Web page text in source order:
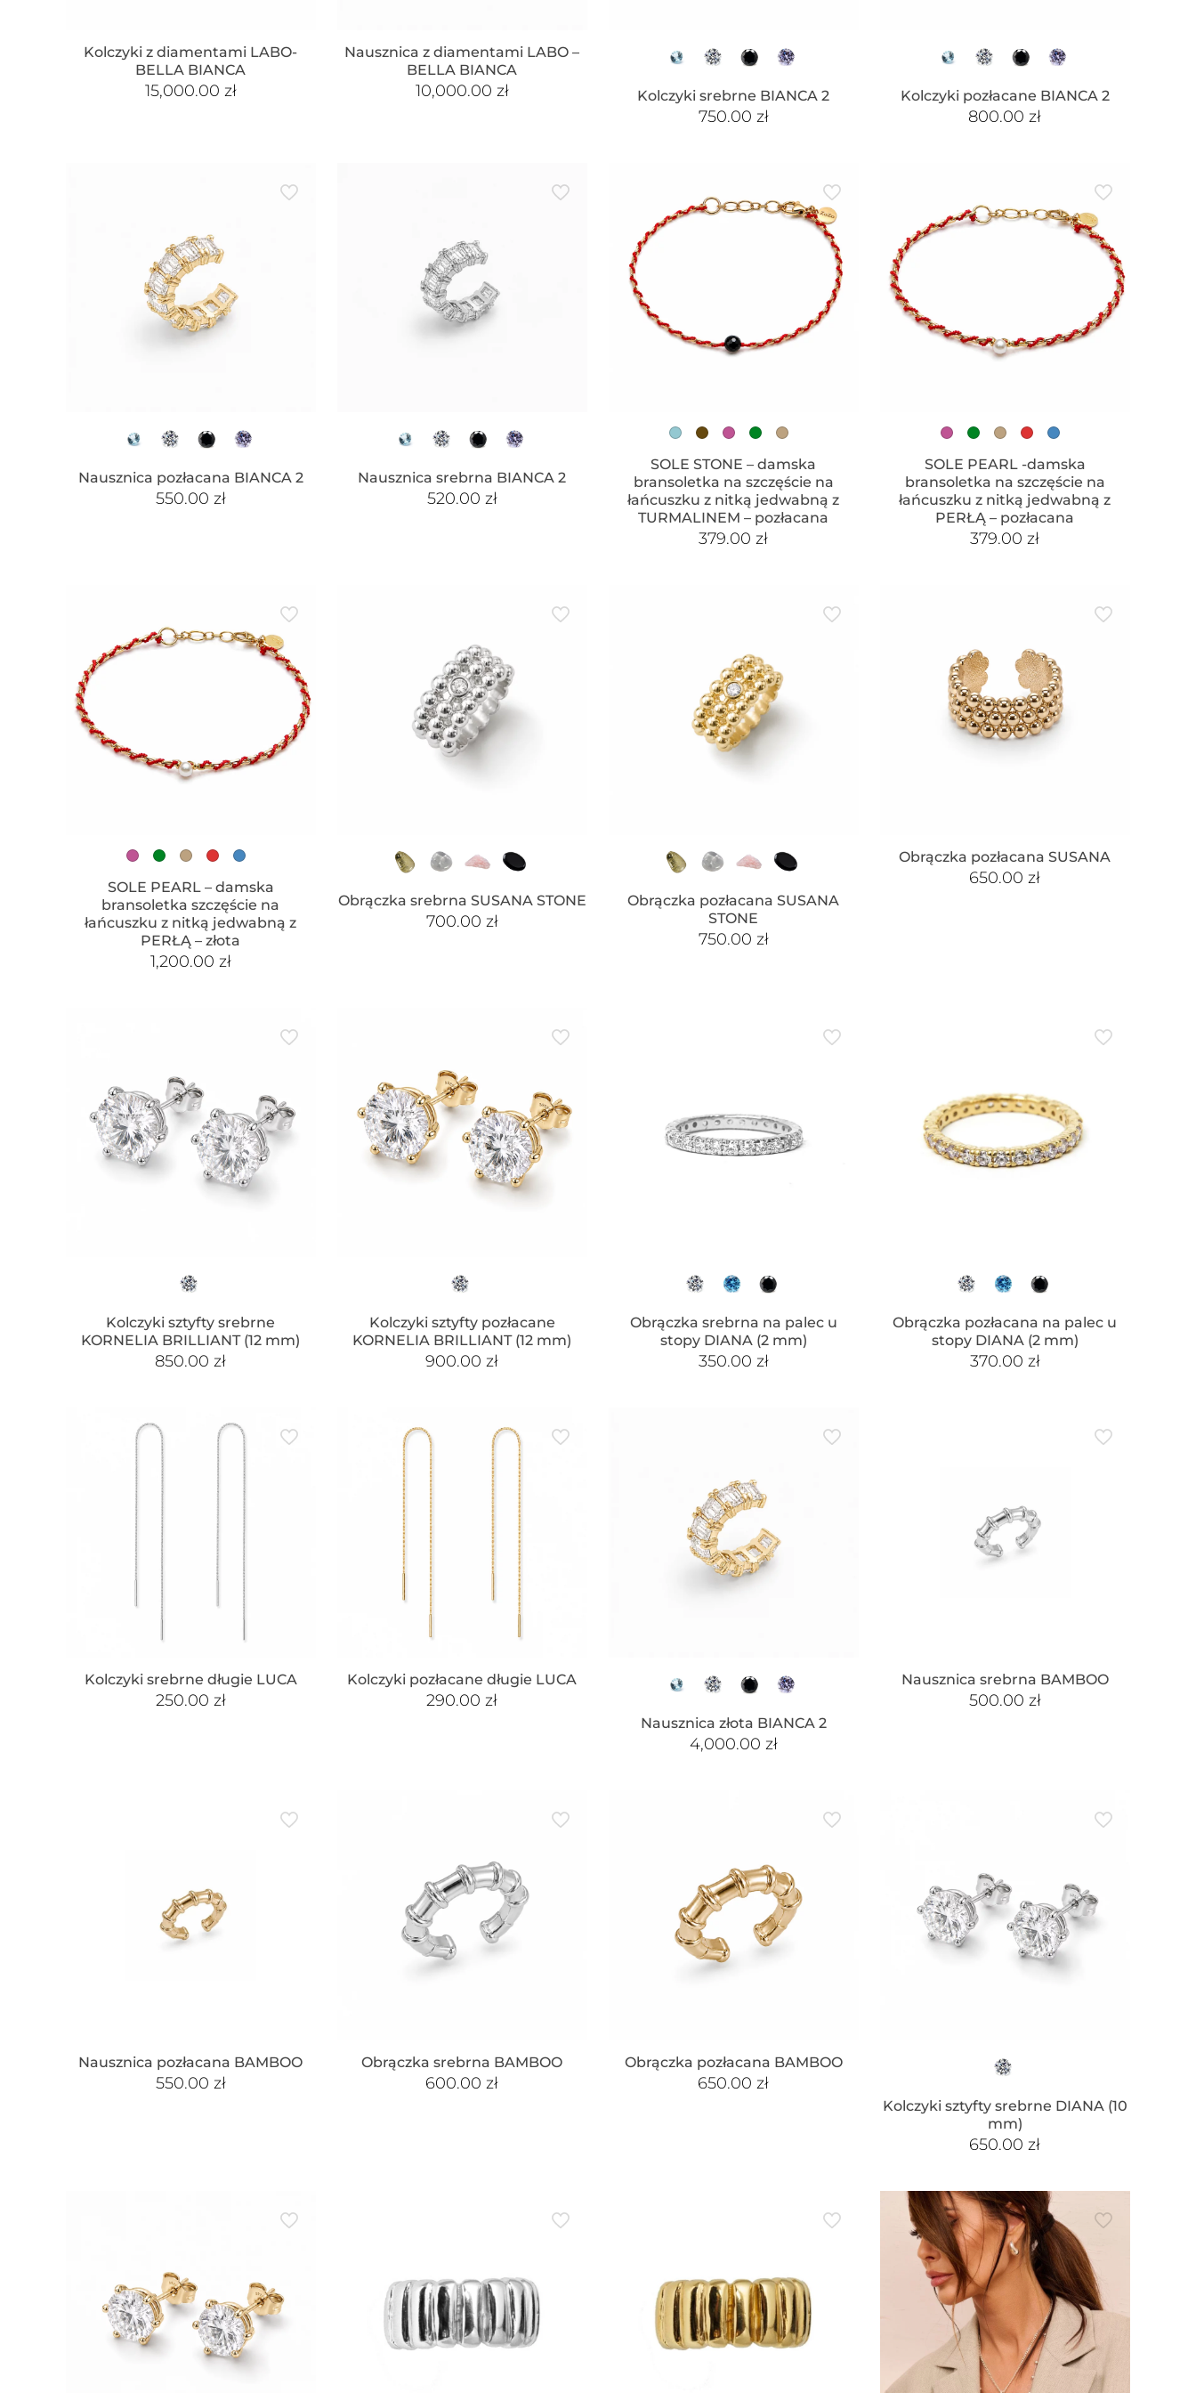
Kolczyki z diamentami LABO-
BELLA BIANCA
15,000.00 zł
Nausznica z diamentami LABO –
BELLA BIANCA
10,000.00 zł Kolczyki srebrne BIANCA 2
750.00 zł
Kolczyki pozłacane BIANCA 2
800.00zł
Nausznica pozłacana BIANCA 2
550.00 zł
Nausznica srebrna BIANCA 2
520.00 zł
SOLE STONE – damska
bransoletka na szczęście na
łańcuszku z nitką jedwabną z
TURMALINEM – pozłacana
379.00zł
SOLE PEARL -damska
bransoletka na szczęście na
łańcuszku z nitką jedwabną z
PERŁĄ – pozłacana
379.00zł
SOLE PEARL – damska
bransoletka szczęście na
łańcuszku z nitką jedwabną z
PERŁĄ – złota
1,200.00 zł
Obrączka srebrna SUSANA STONE
700.00 zł
Obrączka pozłacana SUSANA
STONE
750.00 zł
Obrączka pozłacana SUSANA
650.00zł
Kolczyki sztyfty srebrne
KORNELIA BRILLIANT (12 mm)
850.00zł
Kolczyki sztyfty pozłacane
KORNELIA BRILLIANT (12 mm)
900.00zł
Obrączka srebrna na palec u
stopy DIANA (2 mm)
350.00 zł
Obrączka pozłacana na palec u
stopy DIANA (2 mm)
370.00 zł
Kolczyki srebrne długie LUCA
250.00 zł
Kolczyki pozłacane długie LUCA
290.00zł
Nausznica złota BIANCA 2
4,000.00 zł
Nausznica srebrna BAMBOO
500.00 zł
Nausznica pozłacana BAMBOO
550.00 zł
Obrączka srebrna BAMBOO
600.00zł
Obrączka pozłacana BAMBOO
650.00zł
Kolczyki sztyfty srebrne DIANA (10
mm)
650.00zł